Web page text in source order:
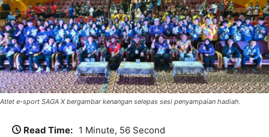
Atlet e-sport SAGA X bergambar kenangan selepas sesi penyampaian hadiah.
Read Time: 1 Minute, 56 Second